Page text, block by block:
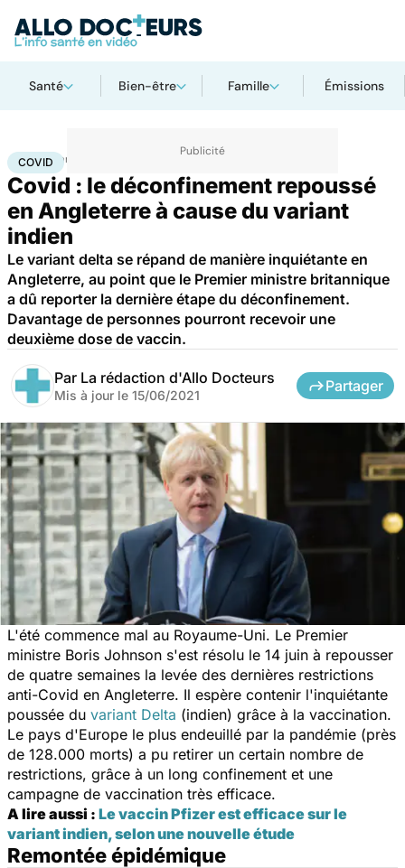
Santé Bien-être Famille Émissions
Accueil Santé
COVID
Covid : le déconfinement repoussé
en Angleterre à cause du variant
indien
Le variant delta se répand de manière inquiétante en
Angleterre, au point que le Premier ministre britannique
a dû reporter la dernière étape du déconfinement.
Davantage de personnes pourront recevoir une
deuxième dose de vaccin.
Par La rédaction d'Allo Docteurs
Mis à jour le 15/06/2021
Partager
L'été commence mal au Royaume-Uni. Le Premier
ministre Boris Johnson s'est résolu le 14 juin à repousser
de quatre semaines la levée des dernières restrictions
anti-Covid en Angleterre. Il espère contenir l'inquiétante
poussée du variant Delta (indien) grâce à la vaccination.
Le pays d'Europe le plus endeuillé par la pandémie (près
de 128.000 morts) a pu retirer un certain nombre de
restrictions, grâce à un long confinement et une
campagne de vaccination très efficace.
A lire aussi : Le vaccin Pfizer est efficace sur le
variant indien, selon une nouvelle étude
Remontée épidémique